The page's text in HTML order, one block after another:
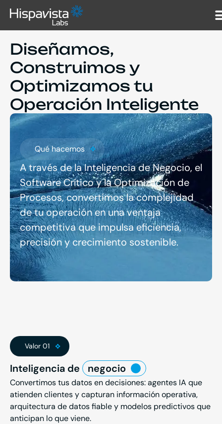
Diseñamos,
Construimos y
Optimizamos tu
Operación Inteligente
Qué hacemos
A través de la Inteligencia de Negocio, el
Software Crítico y la Optimización de
Procesos, convertimos la complejidad
de tu operación en una ventaja
competitiva que impulsa eficiencia,
precisión y crecimiento sostenible.
Valor 01
Inteligencia de negocio
Convertimos tus datos en decisiones: agentes IA que
atienden clientes y capturan información operativa,
arquitectura de datos fiable y modelos predictivos que
anticipan lo que viene.